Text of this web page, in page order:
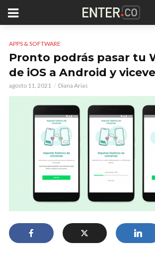
APPS & SOFTWARE
Pronto podrás pasar tu
de iOS a Android y
agosto 11, 2021 Diana Arias